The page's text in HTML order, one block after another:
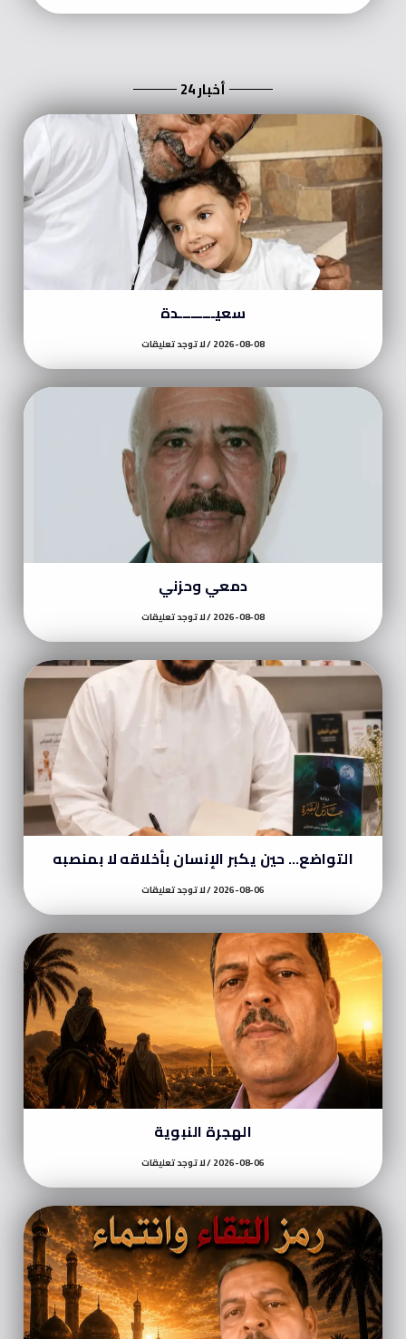
أخبار 24
سعيـــــــــدة
2026-08-08 لا توجد تعليقات
دمعي وحزني
2026-08-08 لا توجد تعليقات
التواضع… حين يكبر الإنسان بأخلاقه لا بمنصبه
2026-08-06 لا توجد تعليقات
الهجرة النبوية
2026-08-06 لا توجد تعليقات